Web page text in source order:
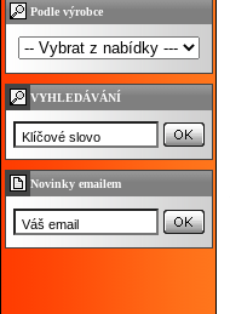
Podle výrobce
VYHLEDÁVÁNÍ
Novinky emailem